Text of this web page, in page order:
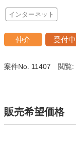
インターネット
仲介 受付中
案件No. 11407 閲覧:
販売希望価格